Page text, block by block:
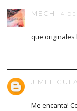
MECHI 4
que originales
Me encanta!